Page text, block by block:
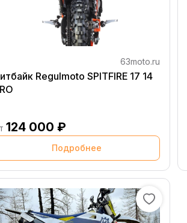
63moto.ru
Regulmoto SPITFIRE 17 14
124 000 ₽
Подробнее